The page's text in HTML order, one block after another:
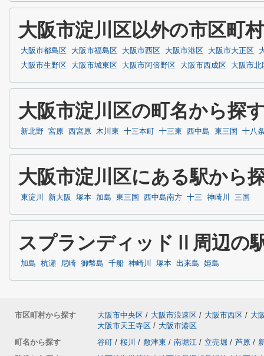
大阪市淀川区以外の市区町
大阪市都島区 大阪市福島区 大阪市西区 大阪市港区 大阪市大正区
大阪市生野区
大阪市城東区 大阪市阿倍野区 大阪市西成区 大阪市北
大阪市淀川区の町名から探
新北野 宮原 西宮原 木川東 十三本町 十三東 西中島 東三国 十八
大阪市淀川区にある駅から
東淀川 新大阪 塚本 加島 東三国 西中島南方 十三 神崎川 三国
スプランディッドⅡ周辺の
加島 杭瀬 尼崎 御幣島 千船 神崎川 塚本 出来島 姫島
市区町村から探す 大阪市中央区 / 大阪市浪速区 / 大阪市西区 / 大
大阪市天王寺区 / 大阪市港区
町名から探す
谷町 / 桜川 / 敷津東 / 南堀江 / 立売堀 / 芦原 /